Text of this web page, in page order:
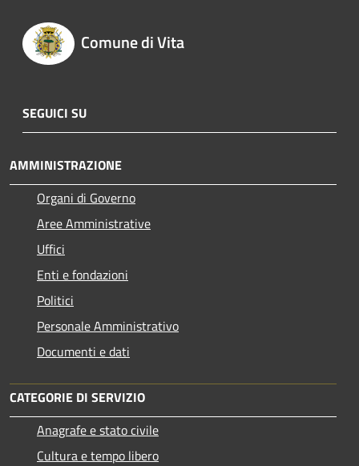
Comune di Vita
SEGUICI SU
AMMINISTRAZIONE
Organi di Governo
Aree Amministrative
Uffici
Enti e fondazioni
Politici
Personale Amministrativo
Documenti e dati
CATEGORIE DI SERVIZIO
Anagrafe e stato civile
Cultura e tempo libero